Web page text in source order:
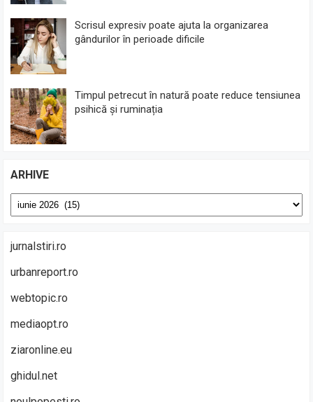
Scrisul expresiv poate ajuta la organizarea
gândurilor în perioade dificile
Timpul petrecut în natură poate reduce tensiunea
psihică și ruminația
ARHIVE
Arhive
jurnalstiri.ro
urbanreport.ro
webtopic.ro
mediaopt.ro
ziaronline.eu
ghidul.net